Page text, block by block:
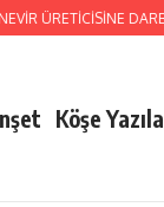
DARBE!
Köşe